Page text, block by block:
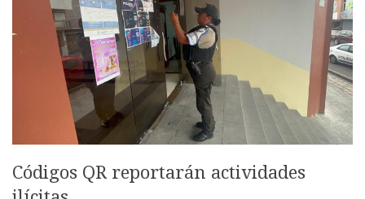
Códigos QR reportarán actividades